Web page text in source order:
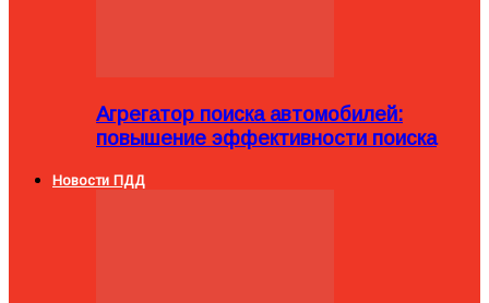
Агрегатор поиска автомобилей:
повышение эффективности поиска
Новости ПДД